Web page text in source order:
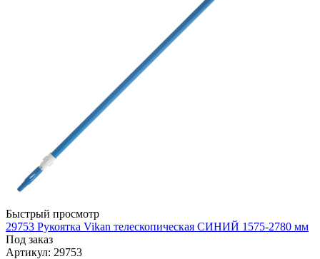
Быстрый просмотр
29753 Рукоятка Vikan телескопическая СИНИЙ 1575-2780 мм
Под заказ
Артикул: 29753